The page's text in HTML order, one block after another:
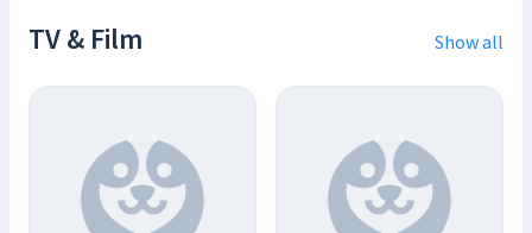
TV & Film Show all